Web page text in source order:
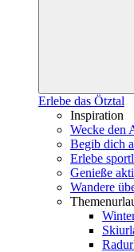
Erlebe das Ötztal
Inspiration
Wecke den
Begib dich
Erlebe
Genieße
Wandere